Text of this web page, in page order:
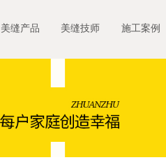
美缝产品 美缝技师 施工案例